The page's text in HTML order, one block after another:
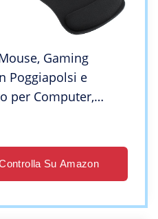
Gaming
Poggiapolsi e
per Computer,
Su Amazon